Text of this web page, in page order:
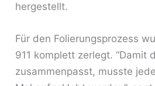
hergestellt.
Für den Folierungsprozess
911 komplett zerlegt. “Damit
zusammenpasst, musste